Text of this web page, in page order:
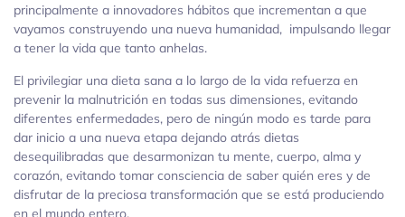
principalmente a innovadores hábitos que incrementan a que
vayamos construyendo una nueva humanidad, impulsando llegar
a tener la vida que tanto anhelas.
El privilegiar una dieta sana a lo largo de la vida refuerza en
prevenir la malnutrición en todas sus dimensiones, evitando
diferentes enfermedades, pero de ningún modo es tarde para
dar inicio a una nueva etapa dejando atrás dietas
desequilibradas que desarmonizan tu mente, cuerpo, alma y
corazón, evitando tomar consciencia de saber quién eres y de
disfrutar de la preciosa transformación que se está produciendo
en el mundo entero.